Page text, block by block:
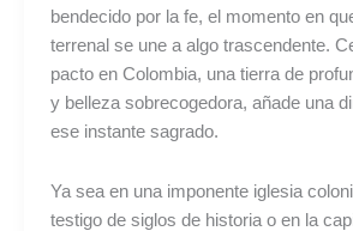
bendecido por la fe, el momento en
terrenal se une a algo trascendente.
pacto en Colombia, una tierra de
y belleza sobrecogedora, añade una
ese instante sagrado.
Ya sea en una imponente iglesia
testigo de siglos de historia o en la